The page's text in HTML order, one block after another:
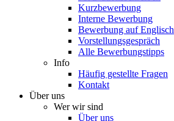
Kurzbewerbung
Interne Bewerbung
Bewerbung auf Englisch
Vorstellungsgespräch
Alle Bewerbungstipps
Info
Häufig gestellte Fragen
Kontakt
Über uns
Wer wir sind
Über uns